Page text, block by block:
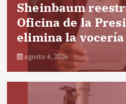
Sheinbaum
Oficina de la
elimina la
agosto 4, 2026